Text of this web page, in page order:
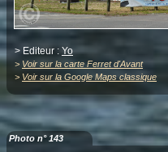
> Editeur : Yo
> Voir sur la carte Ferret d'Avant
> Voir sur la Google Maps classique
Photo n° 143